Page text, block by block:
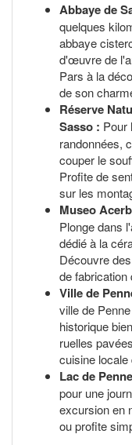
Abbaye de
quelques
abbaye
d'œuvre de
Pars à la
de son
Réserve
Sasso : Pour
randonnées,
couper le
Profite de
sur les
Museo
Plonge dans
dédié à la
Découvre
de fabrication
Ville de
ville de
historique
ruelles
cuisine
Lac de
pour une
excursion en
ou profite